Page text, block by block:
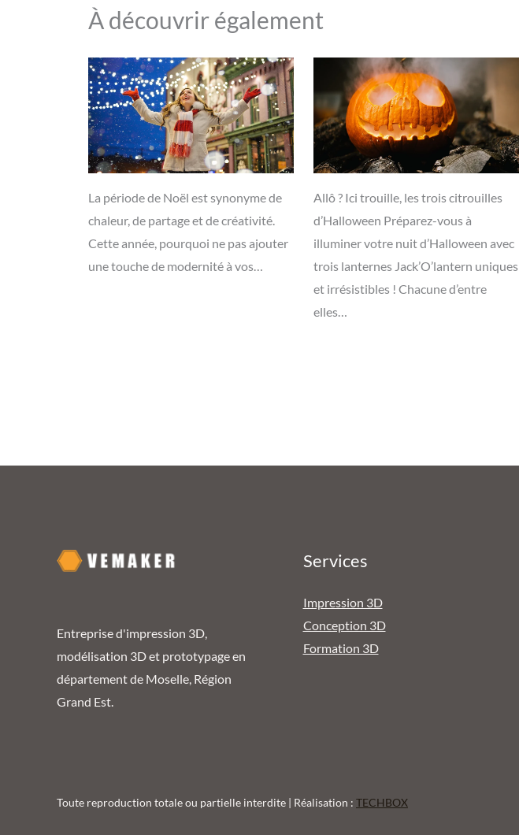
À découvrir également
La période de Noël est synonyme de
chaleur, de partage et de créativité.
Cette année, pourquoi ne pas ajouter
une touche de modernité à vos…
Allô ? Ici trouille, les trois citrouilles
d’Halloween Préparez-vous à
illuminer votre nuit d’Halloween avec
trois lanternes Jack’O’lantern uniques
et irrésistibles ! Chacune d’entre
elles…
Entreprise d'impression 3D,
modélisation 3D et prototypage en
département de Moselle, Région
Grand Est.
Services
Impression 3D
Conception 3D
Formation 3D
Toute reproduction totale ou partielle interdite | Réalisation : TECHBOX